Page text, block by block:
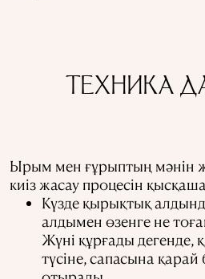
TЕХНИКА
Ырым мен ғұрыптың мәнін
киіз жасау процесін
Күзде қырықтық
алдымен өзенге не
Жүні құрғады дегенде,
түсіне, сапасына